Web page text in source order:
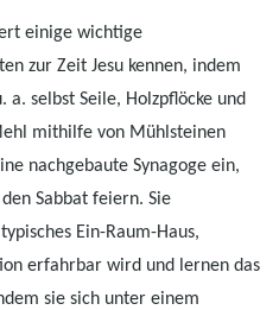
einige wichtige
zur Zeit Jesu kennen, indem
a. selbst Seile, Holzpflöcke und
mithilfe von Mühlsteinen
nachgebaute Synagoge ein,
Sabbat feiern. Sie
Ein-Raum-Haus,
erfahrbar wird und lernen das
sie sich unter einem